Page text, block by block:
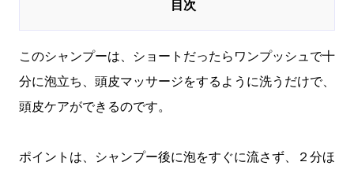
このシャンプーは、ショートだったらワンプッシュで十
分に泡立ち、頭皮マッサージをするように洗うだけで、
頭皮ケアができるのです。
ポイントは、シャンプー後に泡をすぐに流さず、２分ほ